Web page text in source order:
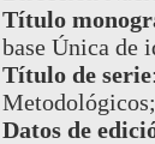
Título
base Única de
Título de serie:
Datos de